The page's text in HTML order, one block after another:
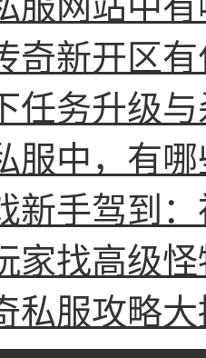
奇新开区
任务升级
服中，有
新手驾到
家找高级
私服攻略